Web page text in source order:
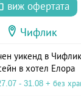
виж офертата
Чифлик
уикенд в
в хотел Елора
- 31.08 + без